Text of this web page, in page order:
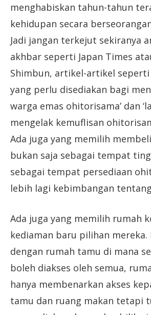
menghabiskan tahun-tahun
kehidupan secara
Jadi jangan terkejut sekiranya
akhbar seperti Japan Times
Shimbun, artikel-artikel seperti
yang perlu disediakan bagi
warga emas ohitorisama’ dan
mengelak kemuflisan
Ada juga yang memilih
bukan saja sebagai tempat
sebagai tempat persediaan
lebih lagi kebimbangan
Ada juga yang memilih rumah
kediaman baru pilihan mereka.
dengan rumah tamu di mana
boleh diakses oleh semua,
hanya membenarkan akses
tamu dan ruang makan tetapi